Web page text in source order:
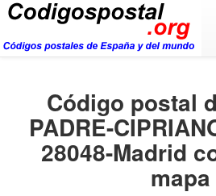
Código postal
PADRE-
28048-Madrid
mapa